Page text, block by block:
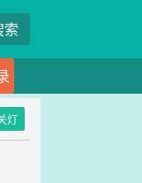
索
灯